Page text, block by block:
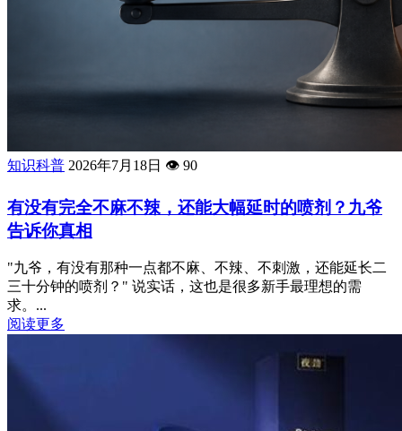
知识科普 2026年7月18日 👁️ 90
有没有完全不麻不辣，还能大幅延时的喷剂？九爷
告诉你真相
"九爷，有没有那种一点都不麻、不辣、不刺激，还能延长二
三十分钟的喷剂？" 说实话，这也是很多新手最理想的需
求。...
阅读更多